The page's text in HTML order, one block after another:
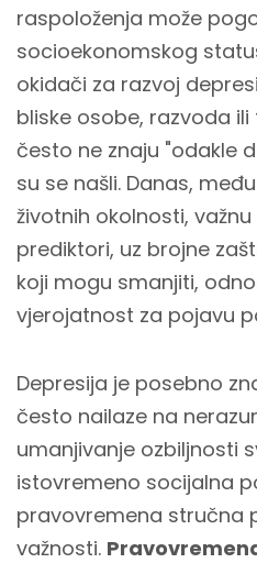
raspoloženja može
socioekonomskog
okidači za razvoj
bliske osobe, razvoda
često ne znaju "odakle
su se našli. Danas,
životnih okolnosti,
prediktori, uz brojne
koji mogu smanjiti,
vjerojatnost za pojavu
Depresija je posebno
često nailaze na
umanjivanje ozbiljnosti
istovremeno socijalna
pravovremena stručna
važnosti.